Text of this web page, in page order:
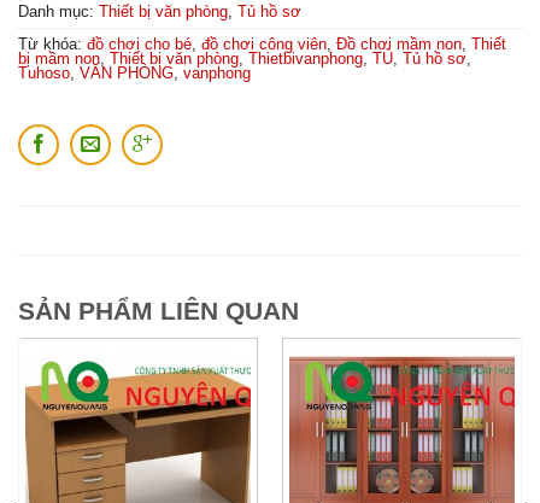
Danh mục: Thiết bị văn phòng Tủ hồ sơ
Từ khóa: đồ chơi cho bé đồ chơi công viên Đồ chơi mầm non Thiết
bị mầm non Thiết bị văn phòng Thietbivanphong TỦ Tủ hồ sơ
Tuhoso VĂN PHÒNG vanphong
SẢN PHẨM LIÊN QUAN